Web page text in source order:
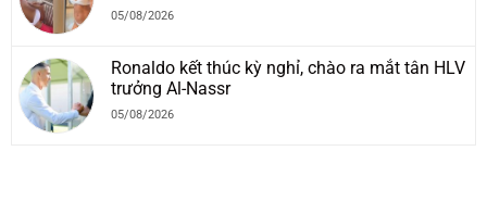
05/08/2026
Ronaldo kết thúc kỳ nghỉ, chào ra mắt tân HLV
trưởng Al-Nassr
05/08/2026